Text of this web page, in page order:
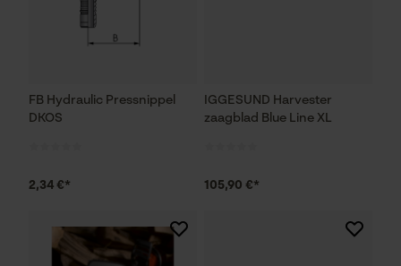
FB Hydraulic Pressnippel
DKOS
2,34 €*
IGGESUND Harvester
zaagblad Blue Line XL
105,90 €*